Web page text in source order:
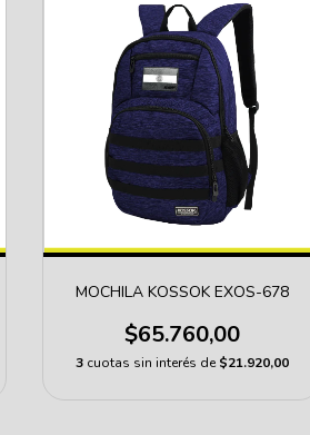
MOCHILA KOSSOK EXOS-678
$65.760,00
3 cuotas sin interés de $21.920,00